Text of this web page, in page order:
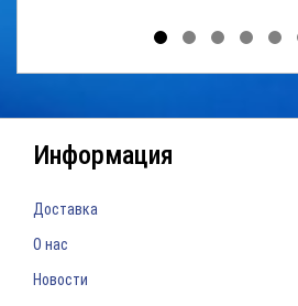
Информация
Доставка
О нас
Новости